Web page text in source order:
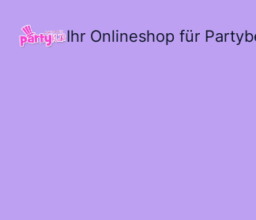
Ihr Onlineshop für